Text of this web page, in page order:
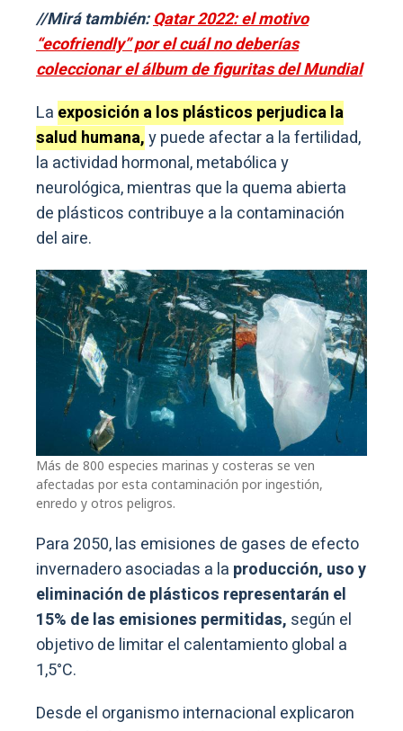
//Mirá también:Qatar 2022: el motivo
“ecofriendly” por el cuál no deberías
coleccionar el álbum de figuritas del Mundial
La exposición a los plásticos perjudica la
salud humana,y puede afectar a la fertilidad,
la actividad hormonal, metabólica y
neurológica, mientras que la quema abierta
de plásticos contribuye a la contaminación
del aire.
Más de 800 especies marinas y costeras se ven
afectadas por esta contaminación por ingestión,
enredo y otros peligros.
Para 2050, las emisiones de gases de efecto
invernadero asociadas a la producción, uso y
eliminación de plásticos representarán el
15% de las emisiones permitidas, según el
objetivo de limitar el calentamiento global a
1,5°C.
Desde el organismo internacional explicaron